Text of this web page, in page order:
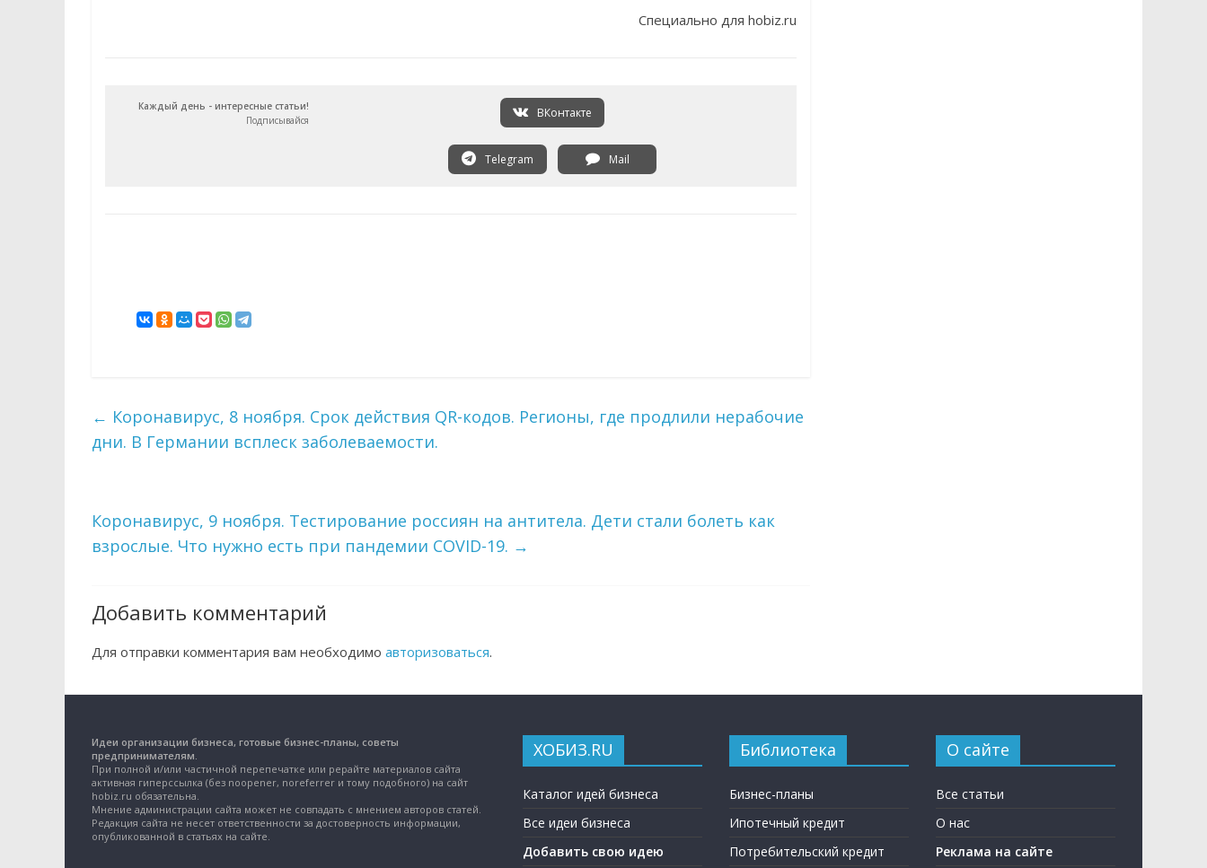
Специально для hobiz.ru
Каждый день - интересные статьи!
Подписывайся
ВКонтакте
Telegram Mail
← Коронавирус, 8 ноября. Срок действия QR-кодов. Регионы, где продлили нерабочие
дни. В Германии всплеск заболеваемости.
Коронавирус, 9 ноября. Тестирование россиян на антитела. Дети стали болеть как
взрослые. Что нужно есть при пандемии COVID-19. →
Добавить комментарий
Для отправки комментария вам необходимо авторизоваться.
Идеи организации бизнеса, готовые бизнес-планы, советы
предпринимателям.
При полной и/или частичной перепечатке или рерайте материалов сайта
активная гиперссылка (без noopener, noreferrer и тому подобного) на сайт
hobiz.ru обязательна.
Мнение администрации сайта может не совпадать с мнением авторов статей.
Редакция сайта не несет ответственности за достоверность информации,
опубликованной в статьях на сайте.
ХОБИЗ.RU
Каталог идей бизнеса
Все идеи бизнеса
Добавить свою идею
Библиотека
Бизнес-планы
Ипотечный кредит
Потребительский кредит
О сайте
Все статьи
О нас
Реклама на сайте